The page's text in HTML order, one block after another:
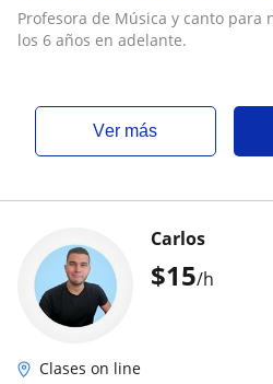
Profesora de Música y canto
los 6 años en adelante.
ver más
$15/h
Carlos
Clases on line